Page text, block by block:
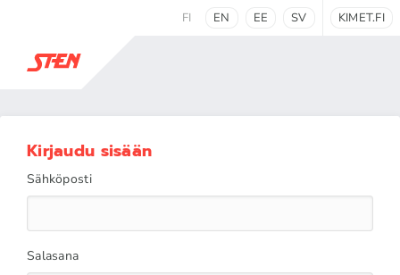
FI EN EE SV KIMET.FI
Kirjaudu sisään
Sähköposti
Salasana